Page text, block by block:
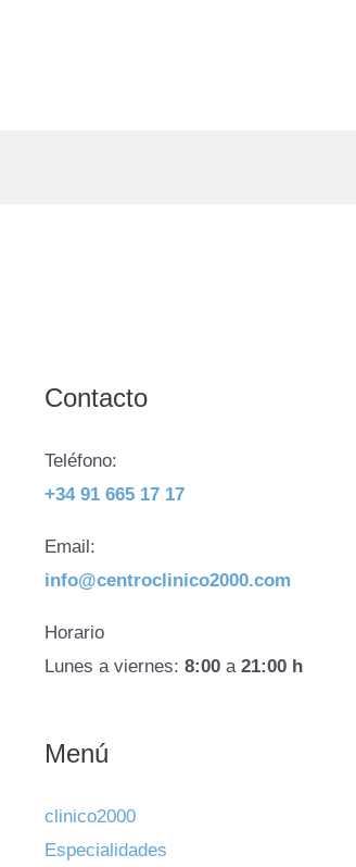
Contacto
Teléfono:
+34 91 665 17 17
Email:
info@centroclinico2000.com
Horario
Lunes a viernes: 8:00a 21:00 h
Menú
clinico2000
Especialidades